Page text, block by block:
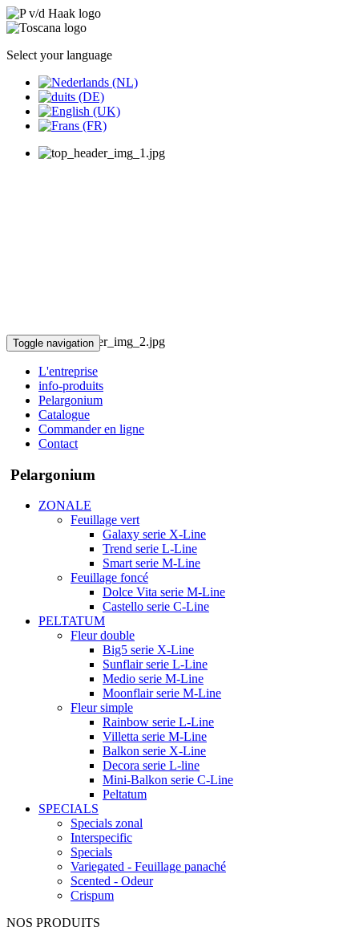
Select your language
Toggle navigation
L'entreprise
info-produits
Pelargonium
Catalogue
Commander en ligne
Contact
Pelargonium
ZONALE
Feuillage vert
Galaxy serie X-Line
Trend serie L-Line
Smart serie M-Line
Feuillage foncé
Dolce Vita serie M-Line
Castello serie C-Line
PELTATUM
Fleur double
Big5 serie X-Line
Sunflair serie L-Line
Medio serie M-Line
Moonflair serie M-Line
Fleur simple
Rainbow serie L-Line
Villetta serie M-Line
Balkon serie X-Line
Decora serie L-line
Mini-Balkon serie C-Line
Peltatum
SPECIALS
Specials zonal
Interspecific
Specials
Variegated - Feuillage panaché
Scented - Odeur
Crispum
NOS PRODUITS